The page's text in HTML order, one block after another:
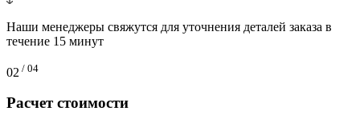
Наши менеджеры свяжутся для уточнения деталей заказа в
течение 15 минут
02 / 04
Расчет стоимости